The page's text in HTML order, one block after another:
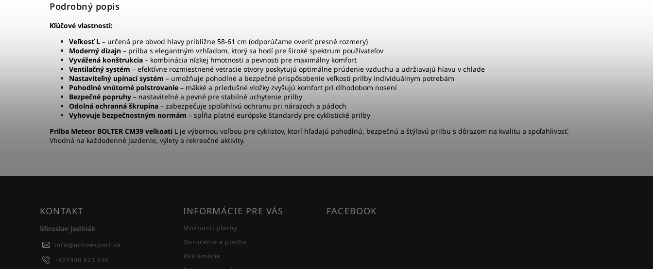
Podrobný popis
Kľúčové vlastnosti:
Veľkosť L – určená pre obvod hlavy približne 58-61 cm (odporúčame overiť presné rozmery)
Moderný dizajn – prilba s elegantným vzhľadom, ktorý sa hodí pre široké spektrum používateľov
Vyvážená konštrukcia – kombinácia nízkej hmotnosti a pevnosti pre maximálny komfort
Ventilačný systém – efektívne rozmiestnené vetracie otvory poskytujú optimálne prúdenie vzduchu a udržiavajú hlavu v chlade
Nastaviteľný upínací systém – umožňuje pohodlné a bezpečné prispôsobenie veľkosti prilby individuálnym potrebám
Pohodlné vnútorné polstrovanie – mäkké a priedušné vložky zvyšujú komfort pri dlhodobom nosení
Bezpečné popruhy – nastaviteľné a pevné pre stabilné uchytenie prilby
Odolná ochranná škrupina – zabezpečuje spoľahlivú ochranu pri nárazoch a pádoch
Vyhovuje bezpečnostným normám – spĺňa platné európske štandardy pre cyklistické prilby
Prilba Meteor BOLTER CM39 velkoati L je výbornou voľbou pre cyklistov, ktorí hľadajú pohodlnú, bezpečnú a štýlovú prilbu s dôrazom na kvalitu a spoľahlivosť.
Vhodná na každodenné jazdenie, výlety a rekreačné aktivity.
KONTAKT
Miroslav Jedinák
info@activesport.sk
+421940 621 636
INFORMÁCIE PRE VÁS
Možnosti platby
Doručenie a platba
Reklamácie
FACEBOOK